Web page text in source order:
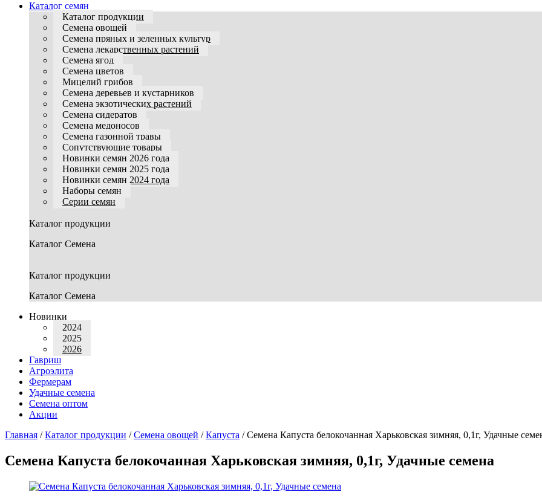
Каталог семян
Каталог продукции
Семена овощей
Семена пряных и зеленных культур
Семена лекарственных растений
Семена ягод
Семена цветов
Мицелий грибов
Семена деревьев и кустарников
Семена экзотических растений
Семена сидератов
Семена медоносов
Семена газонной травы
Сопутствующие товары
Новинки семян 2026 года
Новинки семян 2025 года
Новинки семян 2024 года
Наборы семян
Серии семян
Каталог продукции
Каталог Семена
Каталог продукции
Каталог Семена
Новинки
2024
2025
2026
Гавриш
Агроэлита
Фермерам
Удачные семена
Семена оптом
Акции
Главная /Каталог продукции /Семена овощей /Капуста /Семена Капуста белокочанная Харьковская зимняя, 0,1г, Удачные
Семена Капуста белокочанная Харьковская зимняя, 0,1г, Удачные семена